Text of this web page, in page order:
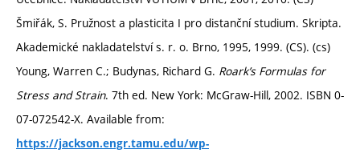
Šmiřák, S. Pružnost a plasticita I pro distanční studium. Skripta.
Akademické nakladatelství s. r. o. Brno, 1995, 1999. (CS). (cs)
Young, Warren C.; Budynas, Richard G. Roark’s Formulas for
Stress and Strain. 7th ed. New York: McGraw-Hill, 2002. ISBN 0-
07-072542-X. Available from:
https://jackson.engr.tamu.edu/wp-